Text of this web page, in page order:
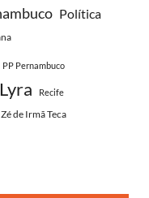
Política
PP Pernambuco
Recife
Zé de Irmã Teca